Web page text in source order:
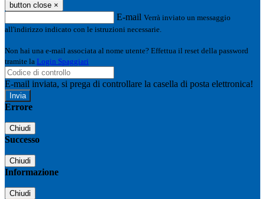
button close ×
E-mail Verrà inviato un messaggio
all'indirizzo indicato con le istruzioni necessarie.
Non hai una e-mail associata al nome utente? Effettua il reset della password
tramite la Login Spaggiari
E-mail inviata, si prega di controllare la casella di posta elettronica!
Errore
Chiudi
Successo
Chiudi
Informazione
Chiudi